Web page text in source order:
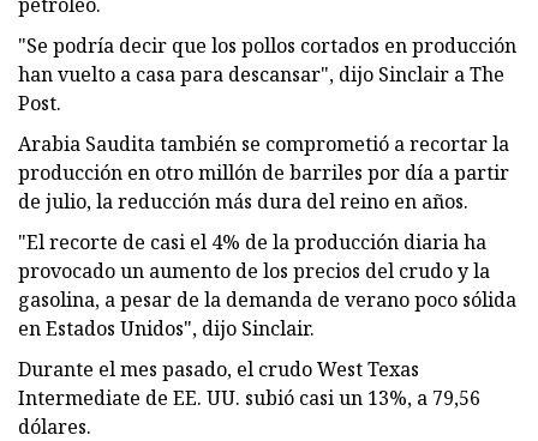
"Se podría decir que los pollos cortados en producción
han vuelto a casa para descansar", dijo Sinclair a The
Post.
Arabia Saudita también se comprometió a recortar la
producción en otro millón de barriles por día a partir
de julio, la reducción más dura del reino en años.
"El recorte de casi el 4% de la producción diaria ha
provocado un aumento de los precios del crudo y la
gasolina, a pesar de la demanda de verano poco sólida
en Estados Unidos", dijo Sinclair.
Durante el mes pasado, el crudo West Texas
Intermediate de EE. UU. subió casi un 13%, a 79,56
dólares.